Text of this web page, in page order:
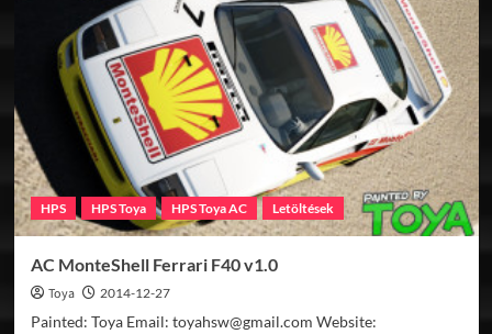
Mazda
787b
v1.0
HPS HPS Toya HPS Toya AC Letöltések
AC MonteShell Ferrari F40 v1.0
Toya 2014-12-27
Painted: Toya Email: toyahsw@gmail.com Website: